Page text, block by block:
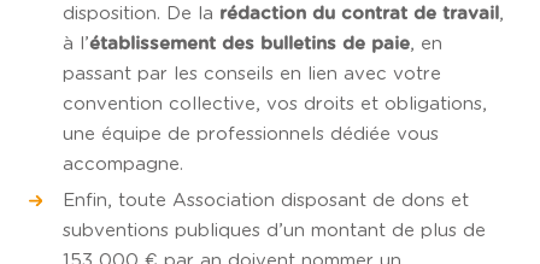
disposition. De la rédaction du contrat de travail ,
à l’établissement des bulletins de paie, en
passant par les conseils en lien avec votre
convention collective, vos droits et obligations,
une équipe de professionnels dédiée vous
accompagne.
Enfin, toute Association disposant de dons et
subventions publiques d’un montant de plus de